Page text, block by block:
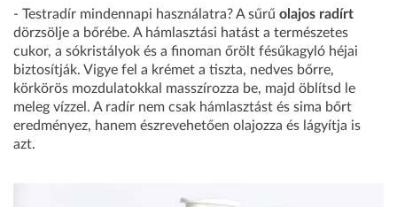
- Testradír mindennapi használatra? A sűrű olajos radírt
dörzsölje a bőrébe. A hámlasztási hatást a természetes
cukor, a sókristályok és a finoman őrölt fésűkagyló héjai
biztosítják. Vigye fel a krémet a tiszta, nedves bőrre,
körkörös mozdulatokkal masszírozza be, majd öblítsd le
meleg vízzel. A radír nem csak hámlasztást és sima bőrt
eredményez, hanem észrevehetően olajozza és lágyítja is
azt.